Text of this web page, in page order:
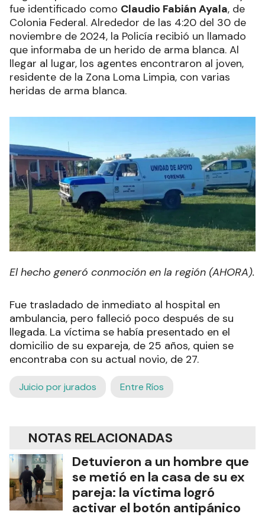
fue identificado como Claudio Fabián Ayala, de
Colonia Federal. Alrededor de las 4:20 del 30 de
noviembre de 2024, la Policía recibió un llamado
que informaba de un herido de arma blanca. Al
llegar al lugar, los agentes encontraron al joven,
residente de la Zona Loma Limpia, con varias
heridas de arma blanca.
El hecho generó conmoción en la región (AHORA).
Fue trasladado de inmediato al hospital en
ambulancia, pero falleció poco después de su
llegada. La víctima se había presentado en el
domicilio de su expareja, de 25 años, quien se
encontraba con su actual novio, de 27.
Juicio por jurados Entre Ríos
NOTAS RELACIONADAS
Detuvieron a un hombre que
se metió en la casa de su ex
pareja: la víctima logró
activar el botón antipánico